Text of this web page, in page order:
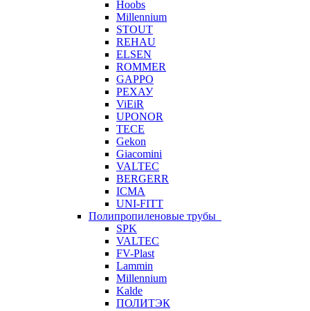
Hoobs
Millennium
STOUT
REHAU
ELSEN
ROMMER
GAPPO
РЕХАУ
ViEiR
UPONOR
TECE
Gekon
Giacomini
VALTEC
BERGERR
ICMA
UNI-FITT
Полипропиленовые трубы
SPK
VALTEC
FV-Plast
Lammin
Millennium
Kalde
ПОЛИТЭК